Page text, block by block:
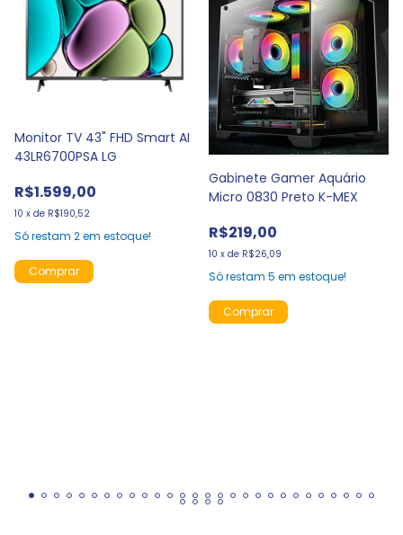
Monitor TV 43" FHD Smart AI
43LR6700PSA LG
R$1.599,00
10 x de R$190,52
Só restam 2em estoque!
Gabinete Gamer Aquário
Micro 0830 Preto K-MEX
R$219,00
10 x de R$26,09
Só restam 5 em estoque!